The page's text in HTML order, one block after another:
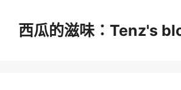
西瓜的滋味：Tenz's